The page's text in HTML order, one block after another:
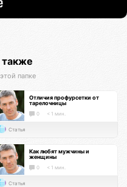
папке
Отличия профурсетки от
тарелочницы
0 < 1 мин.
Статья
Как любят мужчины и
женщины
0 < 1 мин.
Статья